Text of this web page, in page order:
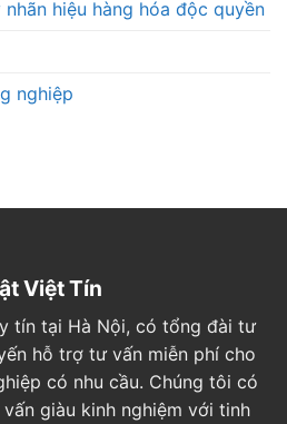
hiệu hàng hóa độc quyền
nghiệp
Việt Tín
tín tại Hà Nội, có tổng đài tư
hỗ trợ tư vấn miễn phí cho
có nhu cầu. Chúng tôi có
giàu kinh nghiệm với tinh